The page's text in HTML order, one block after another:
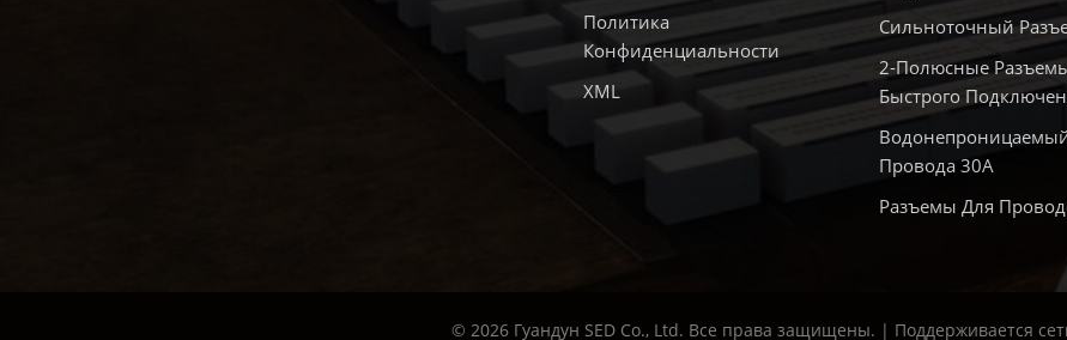
Политика
Конфиденциальности
XML
Сильноточный
2-Полюсные
Быстрого
Провода 30А
Разъемы Для
© 2026 Гуандун SED Co., Ltd. Все права защищены. | Поддерживается